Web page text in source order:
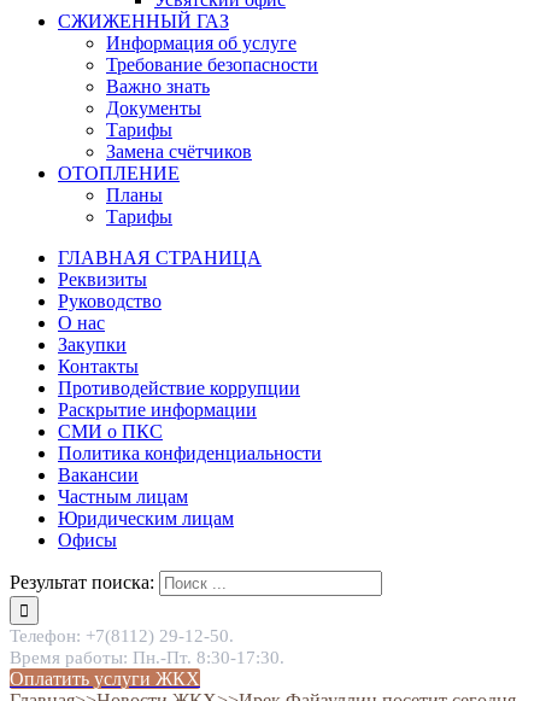
СЖИЖЕННЫЙ ГАЗ
Информация об услуге
Требование безопасности
Важно знать
Документы
Тарифы
Замена счётчиков
ОТОПЛЕНИЕ
Планы
Тарифы
ГЛАВНАЯ СТРАНИЦА
Реквизиты
Руководство
О нас
Закупки
Контакты
Противодействие коррупции
Раскрытие информации
СМИ о ПКС
Политика конфиденциальности
Вакансии
Частным лицам
Юридическим лицам
Офисы
Результат поиска:
Телефон: +7(8112) 29-12-50.
Время работы: Пн.-Пт. 8:30-17:30.
Оплатить услуги ЖКХ